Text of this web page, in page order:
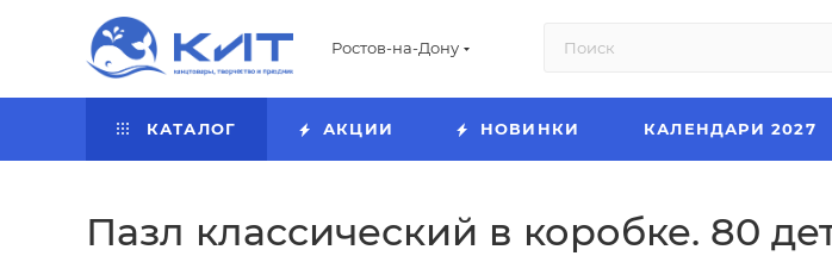
Ростов-на-Дону
КАТАЛОГ АКЦИИ НОВИНКИ КАЛЕНДАРИ 2027
Пазл классический в коробке. 80